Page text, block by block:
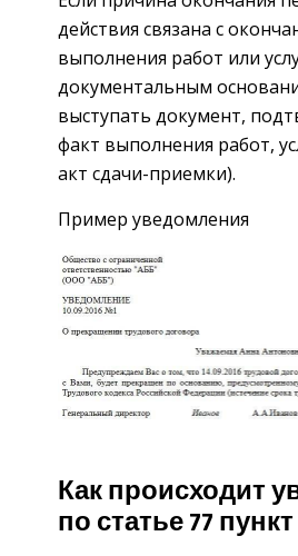
действия связана с
выполнения работ или
документальным
выступать документ,
факт выполнения работ,
акт сдачи-приемки).
Пример уведомления
Как происходит
по статье 77 пункт